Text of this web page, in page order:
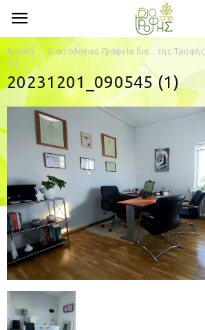
Αρχική Διαιτολογικά Γραφεία δια…της Τροφής
(1)
20231201_090545 (1)